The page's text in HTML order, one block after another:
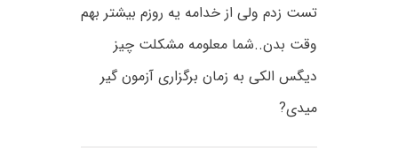
تست زدم ولی از خدامه یه روزم بیشتر بهم
وقت بدن..شما معلومه مشکلت چیز
دیگس الکی به زمان برگزاری آزمون گیر
میدی?